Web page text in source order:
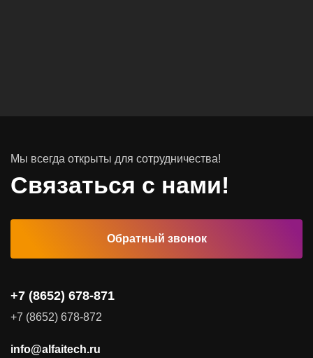
Автоматизированные рабочие места
Видеоконференцсвязь
Поставка продуктов для резервного копирования данных
Соответствие требованиям и стандартам
Мы всегда открыты для сотрудничества!
Связаться с нами!
Обратный звонок
+7 (8652) 678-871
+7 (8652) 678-872
info@alfaitech.ru